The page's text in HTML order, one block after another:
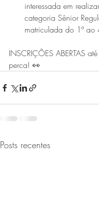
interessada em
categoria Sênior
matriculada do 1º ao
INSCRIÇÕES ABERTAS até
perca! 👀
Posts recentes